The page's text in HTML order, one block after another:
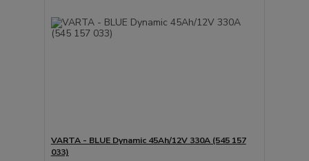
VARTA - BLUE Dynamic 45Ah/12V 330A (545 157
033)